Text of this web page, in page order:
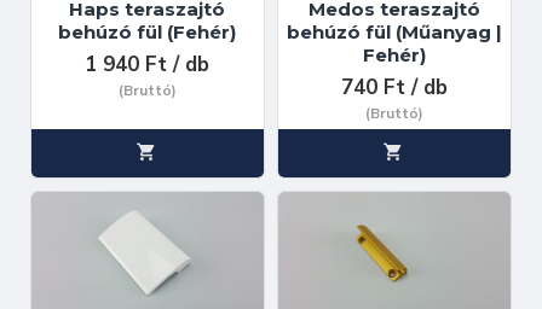
Haps teraszajtó
behúzó fül (Fehér)
1 940 Ft / db
(Bruttó)
Medos teraszajtó
behúzó fül (Műanyag |
Fehér)
740 Ft / db
(Bruttó)